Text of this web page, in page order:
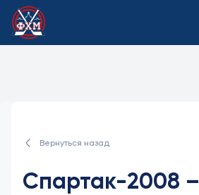
Вернуться назад
Спартак-2008 –